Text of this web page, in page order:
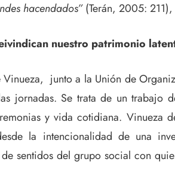
hacendados”(Terán, 2005:
nuestro patrimonio
junto a la Unión de
jornadas. Se trata de un trabajo
y vida cotidiana. Vinueza
la intencionalidad de una
sentidos del grupo social con